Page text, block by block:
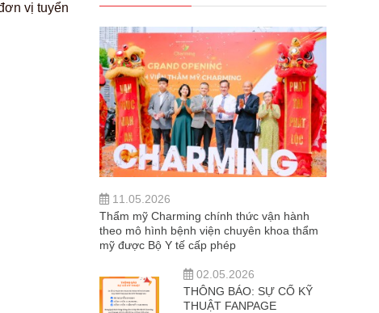
vị tuyển
11.05.2026
Thẩm mỹ Charming chính thức vận hành
theo mô hình bệnh viện chuyên khoa thẩm
mỹ được Bộ Y tế cấp phép
02.05.2026
THÔNG BÁO: SỰ CỐ KỸ
THUẬT FANPAGE